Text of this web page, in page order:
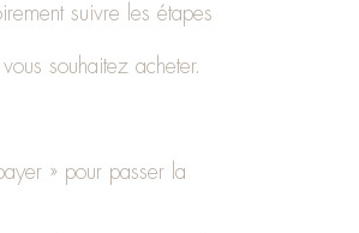
suivre les étapes
souhaitez acheter.
» pour passer la